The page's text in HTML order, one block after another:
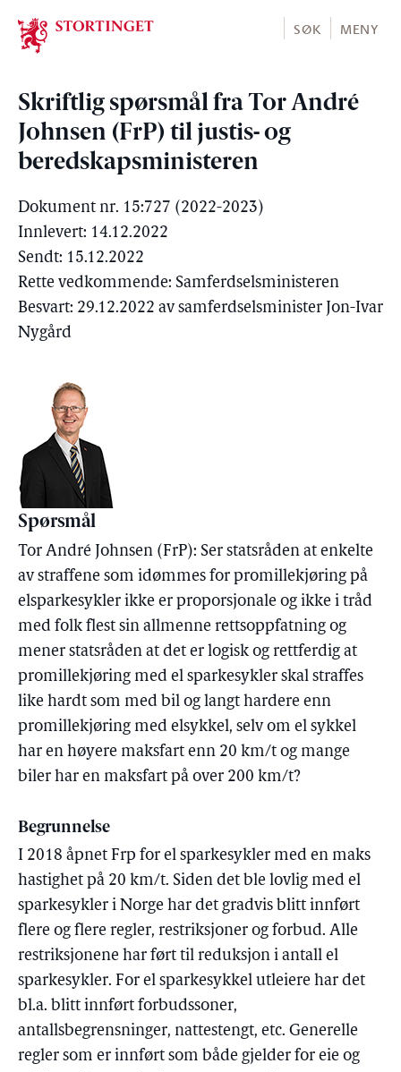
Stortinget.no
SØK MENY
Skriftlig spørsmål fra Tor André
Johnsen (FrP) til justis- og
beredskapsministeren
Dokument nr. 15:727 (2022-2023)
Innlevert: 14.12.2022
Sendt: 15.12.2022
Rette vedkommende: Samferdselsministeren
Besvart: 29.12.2022 av samferdselsminister Jon-Ivar
Nygård
Spørsmål
Tor André Johnsen (FrP): Ser statsråden at enkelte
av straffene som idømmes for promillekjøring på
elsparkesykler ikke er proporsjonale og ikke i tråd
med folk flest sin allmenne rettsoppfatning og
mener statsråden at det er logisk og rettferdig at
promillekjøring med el sparkesykler skal straffes
like hardt som med bil og langt hardere enn
promillekjøring med elsykkel, selv om el sykkel
har en høyere maksfart enn 20 km/t og mange
biler har en maksfart på over 200 km/t?
Begrunnelse
I 2018 åpnet Frp for el sparkesykler med en maks
hastighet på 20 km/t. Siden det ble lovlig med el
sparkesykler i Norge har det gradvis blitt innført
flere og flere regler, restriksjoner og forbud. Alle
restriksjonene har ført til reduksjon i antall el
sparkesykler. For el sparkesykkel utleiere har det
bl.a. blitt innført forbudssoner,
antallsbegrensninger, nattestengt, etc. Generelle
regler som er innført som både gjelder for eie og